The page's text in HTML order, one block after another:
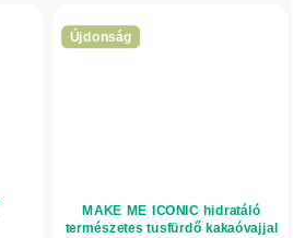
Újdonság
MAKE ME ICONIC hidratáló
természetes tusfürdő kakaóvajjal